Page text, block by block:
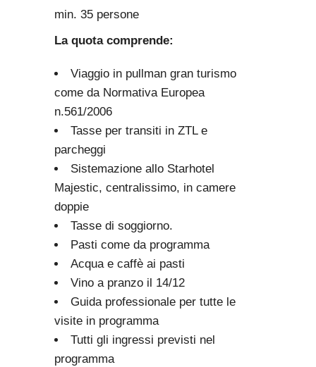
min. 35 persone
La quota comprende:
Viaggio in pullman gran turismo
come da Normativa Europea
n.561/2006
Tasse per transiti in ZTL e
parcheggi
Sistemazione allo Starhotel
Majestic, centralissimo, in camere
doppie
Tasse di soggiorno.
Pasti come da programma
Acqua e caffè ai pasti
Vino a pranzo il 14/12
Guida professionale per tutte le
visite in programma
Tutti gli ingressi previsti nel
programma